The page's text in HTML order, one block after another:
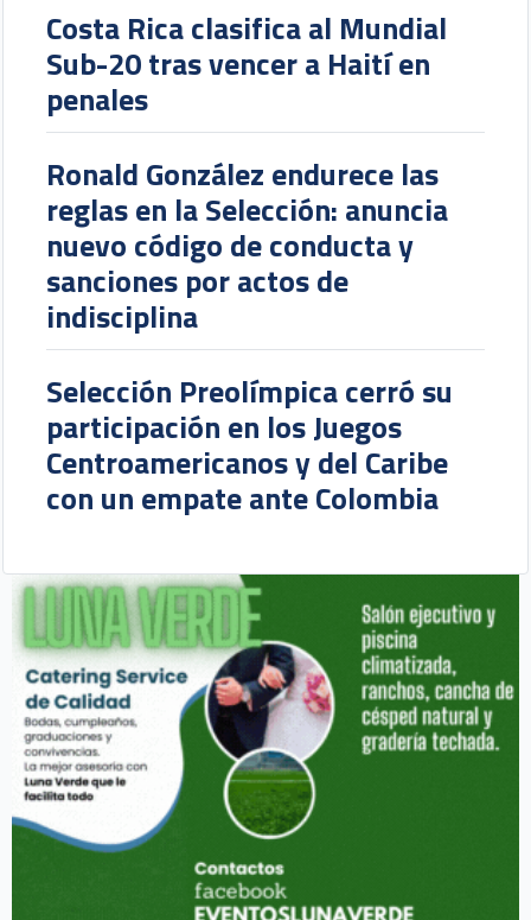
Costa Rica clasifica al Mundial
Sub-20 tras vencer a Haití en
penales
Ronald González endurece las
reglas en la Selección: anuncia
nuevo código de conducta y
sanciones por actos de
indisciplina
Selección Preolímpica cerró su
participación en los Juegos
Centroamericanos y del Caribe
con un empate ante Colombia